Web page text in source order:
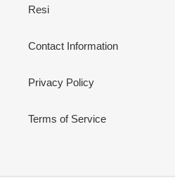
Resi
Contact Information
Privacy Policy
Terms of Service